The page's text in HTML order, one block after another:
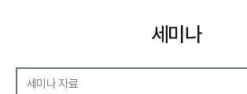
세미나
세미나 자료